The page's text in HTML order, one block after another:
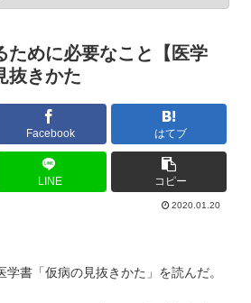
ために必要なこと【医学
抜きかた
Facebook はてブ
LINE コピー
2020.01.20
書「仮病の見抜きかた」を読んだ。